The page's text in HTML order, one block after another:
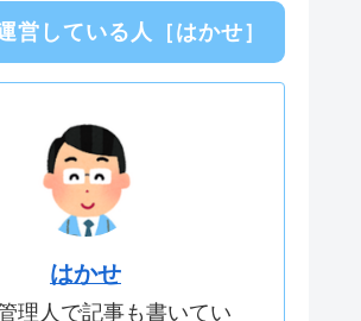
営している人［はかせ］
はかせ
理人で記事も書いてい